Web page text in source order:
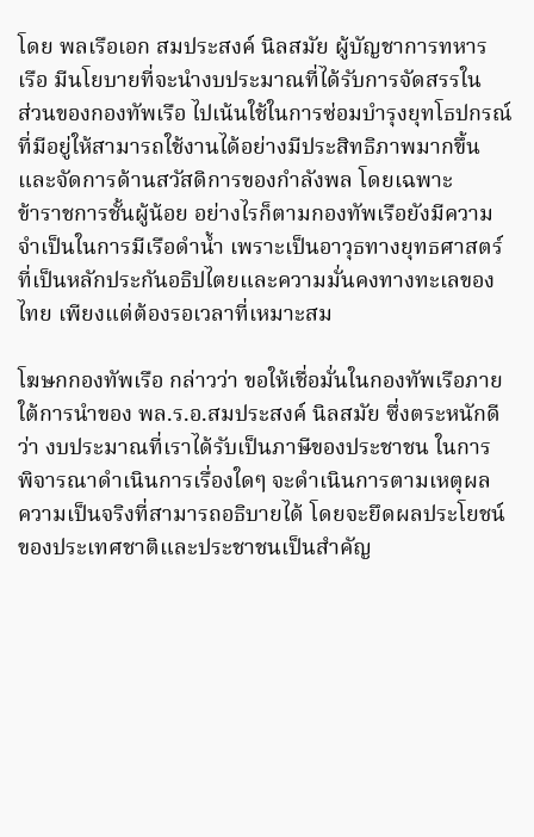
โดย พลเรือเอก สมประสงค์ นิลสมัย ผู้บัญชาการทหาร
เรือ มีนโยบายที่จะนำงบประมาณที่ได้รับการจัดสรรใน
ส่วนของกองทัพเรือ ไปเน้นใช้ในการซ่อมบำรุงยุทโธปกรณ์
ที่มีอยู่ให้สามารถใช้งานได้อย่างมีประสิทธิภาพมากขึ้น
และจัดการด้านสวัสดิการของกำลังพล โดยเฉพาะ
ข้าราชการชั้นผู้น้อย อย่างไรก็ตามกองทัพเรือยังมีความ
จำเป็นในการมีเรือดำน้ำ เพราะเป็นอาวุธทางยุทธศาสตร์
ที่เป็นหลักประกันอธิปไตยและความมั่นคงทางทะเลของ
ไทย เพียงแต่ต้องรอเวลาที่เหมาะสม
โฆษกกองทัพเรือ กล่าวว่า ขอให้เชื่อมั่นในกองทัพเรือภาย
ใต้การนำของ พล.ร.อ.สมประสงค์ นิลสมัย ซึ่งตระหนักดี
ว่า งบประมาณที่เราได้รับเป็นภาษีของประชาชน ในการ
พิจารณาดำเนินการเรื่องใดๆ จะดำเนินการตามเหตุผล
ความเป็นจริงที่สามารถอธิบายได้ โดยจะยึดผลประโยชน์
ของประเทศชาติและประชาชนเป็นสำคัญ